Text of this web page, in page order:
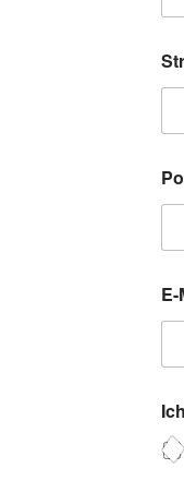
E-